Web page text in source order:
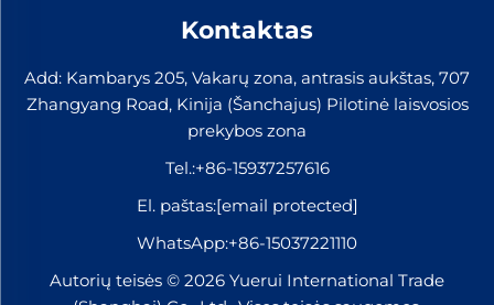
Kontaktas
Add: Kambarys 205, Vakarų zona, antrasis aukštas, 707
Zhangyang Road, Kinija (Šanchajus) Pilotinė laisvosios
prekybos zona
Tel.:+86-15937257616
El. paštas:[email protected]
WhatsApp:+86-15037221110
Autorių teisės © 2026 Yuerui International Trade